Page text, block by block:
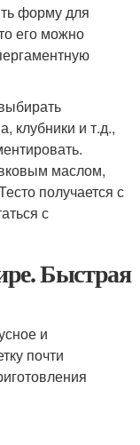
форму для
его можно
клубники и т.д.,
маслом,
получается с
с
Быстрая
и
почти